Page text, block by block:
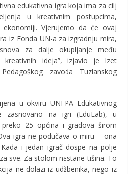
edukativna igra koja ima za cilj
u kreativnim postupcima,
Vjerujemo da će ovaj
iz Fonda UN-a za izgradnju mira,
za dalje okupljanje među
kreativnih ideja”, izjavio je Izet
zavoda Tuzlanskog
u okviru UNFPA Edukativnog
zasnovano na igri (EduLab), u
25 općina i gradova širom
igra ne podučava o miru – ona
i jedan igrač dospe na polje
sve. Za stolom nastane tišina. To
ne dolazi iz udžbenika, nego iz